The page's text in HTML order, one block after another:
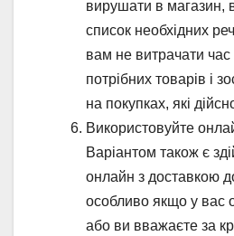
вирушати в магазин,
список необхідних
вам не витрачати
потрібних товарів і
на покупках, які
Використовуйте
Варіантом також є
онлайн з доставкою
особливо якщо у вас
або ви вважаєте за